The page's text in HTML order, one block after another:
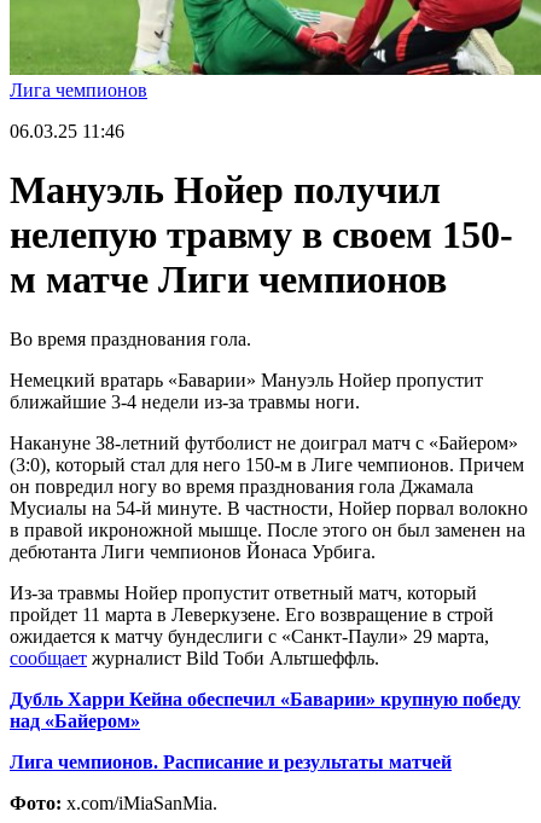
Лига чемпионов
06.03.25 11:46
Мануэль Нойер получил
нелепую травму в своем 150-
м матче Лиги чемпионов
Во время празднования гола.
Немецкий вратарь «Баварии» Мануэль Нойер пропустит
ближайшие 3-4 недели из-за травмы ноги.
Накануне 38-летний футболист не доиграл матч с «Байером»
(3:0), который стал для него 150-м в Лиге чемпионов. Причем
он повредил ногу во время празднования гола Джамала
Мусиалы на 54-й минуте. В частности, Нойер порвал волокно
в правой икроножной мышце. После этого он был заменен на
дебютанта Лиги чемпионов Йонаса Урбига.
Из-за травмы Нойер пропустит ответный матч, который
пройдет 11 марта в Леверкузене. Его возвращение в строй
ожидается к матчу бундеслиги с «Санкт-Паули» 29 марта,
сообщает журналист Bild Тоби Альтшеффль.
Дубль Харри Кейна обеспечил «Баварии» крупную победу
над «Байером»
Лига чемпионов. Расписание и результаты матчей
Фото: x.com/iMiaSanMia.